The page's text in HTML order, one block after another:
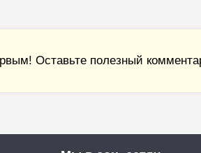
Оставьте полезный